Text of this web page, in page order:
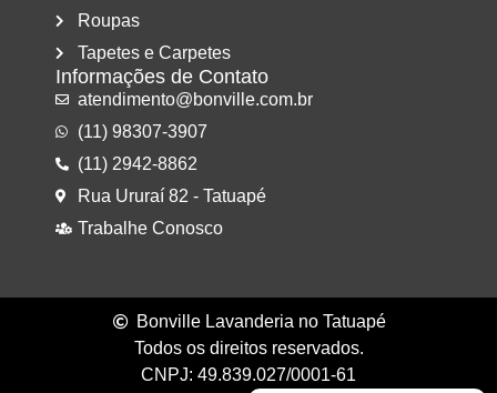
Roupas
Tapetes e Carpetes
Informações de Contato
atendimento@bonville.com.br
(11) 98307-3907
(11) 2942-8862
Rua Ururaí 82 - Tatuapé
Trabalhe Conosco
Bonville Lavanderia no Tatuapé
Todos os direitos reservados.
CNPJ: 49.839.027/0001-61